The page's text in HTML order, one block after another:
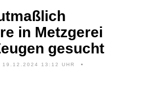
in Metzgerei
gesucht
19.12.2024 13:12 UHR